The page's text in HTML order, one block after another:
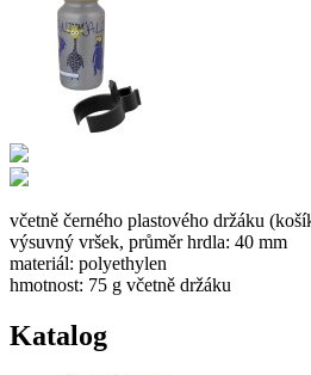
včetně černého plastového držáku
výsuvný vršek, průměr hrdla: 40 mm
materiál: polyethylen
hmotnost: 75 g včetně držáku
Katalog